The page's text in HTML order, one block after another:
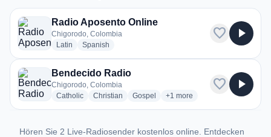
2 Radiosender aus Chigorodo
Radio Aposento Online
Chigorodo, Colombia
Latin radio stations
Spanish
favorite play_arrow
Bendecido Radio
Chigorodo, Colombia
Catholicradio stations
Christian radio stations
Gospel radio stations
+1 more genres for Bendecido
more
favorite play_arrow
Hören Sie 2 Live-Radiosender kostenlos online. Entdecken